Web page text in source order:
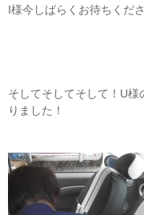
I様今しばらくお待ちくだ
そしてそしてそして！U
りました！